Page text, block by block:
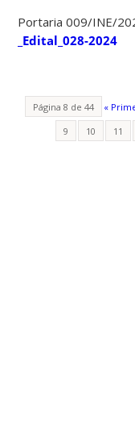
Portaria 009/INE/
_Edital_028-2024
Página 8 de 44 «
9
10 11